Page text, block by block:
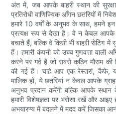
अंत में, जब आपके बाहरी स्थान की
प्रतिरोधी वाणिज्यिक आँगन छतरियों में
हमारे 10 वर्षों के अनुभव के साथ, हमने
प्रत्यक्ष रूप से देखा है। वे न केवल आपके
बचाते हैं, बल्कि वे किसी भी बाहरी सेटिंग में
हैं। हमारी कंपनी को उच्च गुणवत्ता
करने पर गर्व है जो सबसे कठिन मौसम की
की गई हैं। चाहे आप एक रेस्तरां, कैफे, या
मालिक हों, ये छतरियां न केवल आपके
अनुभव प्रदान करेंगी बल्कि आपके स्थान के
हमारी विशेषज्ञता पर भरोसा रखें और
अभयारण्य में बदलने में मदद करें जिसका